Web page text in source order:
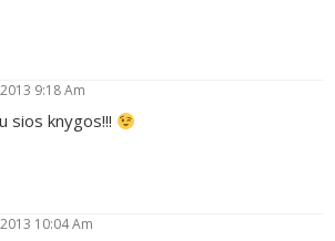
9:18 Am
sios knygos!!!
10:04 Am